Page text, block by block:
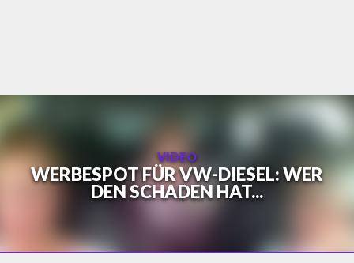
VIDEO
WERBESPOT FÜR VW-DIESEL: WER
DEN SCHADEN HAT...